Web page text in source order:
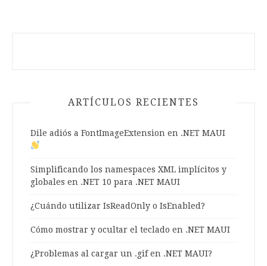
ARTÍCULOS RECIENTES
Dile adiós a FontImageExtension en .NET MAUI
Simplificando los namespaces XML implícitos y
globales en .NET 10 para .NET MAUI
¿Cuándo utilizar IsReadOnly o IsEnabled?
Cómo mostrar y ocultar el teclado en .NET MAUI
¿Problemas al cargar un .gif en .NET MAUI?